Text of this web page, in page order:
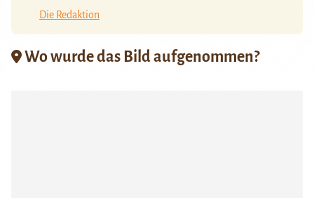
Die Redaktion
Wo wurde das Bild aufgenommen?